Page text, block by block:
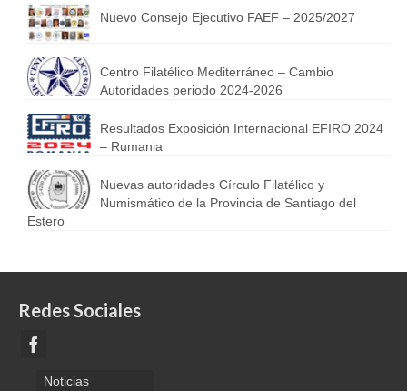
Nuevo Consejo Ejecutivo FAEF – 2025/2027
Centro Filatélico Mediterráneo – Cambio
Autoridades periodo 2024-2026
Resultados Exposición Internacional EFIRO 2024
– Rumania
Nuevas autoridades Círculo Filatélico y
Numismático de la Provincia de Santiago del
Estero
Redes Sociales
Noticias